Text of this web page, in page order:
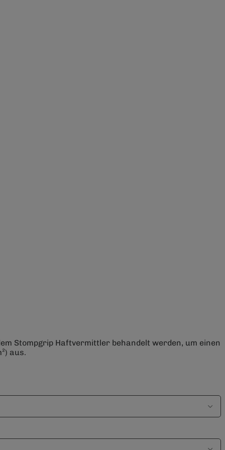
Stompgrip Haftvermittler behandelt werden, um einen
aus.